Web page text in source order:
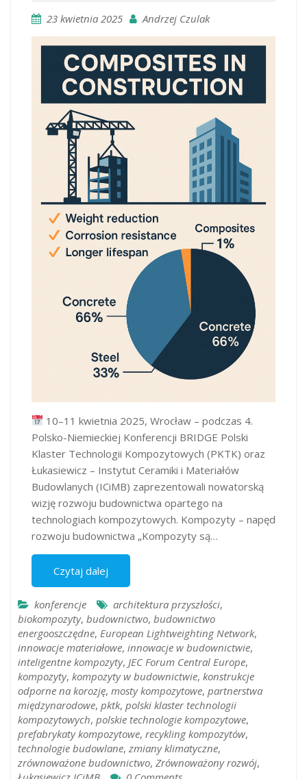
23 kwietnia 2025 Andrzej Czulak
10–11 kwietnia 2025, Wrocław – podczas 4.
Polsko-Niemieckiej Konferencji BRIDGE Polski
Klaster Technologii Kompozytowych (PKTK) oraz
Łukasiewicz – Instytut Ceramiki i Materiałów
Budowlanych (ICiMB) zaprezentowali nowatorską
wizję rozwoju budownictwa opartego na
technologiach kompozytowych. Kompozyty – napęd
rozwoju budownictwa „Kompozyty są…
Czytaj dalej
konferencje architektura przyszłości,
biokompozyty, budownictwo, budownictwo
energooszczędne, European Lightweighting Network,
innowacje materiałowe, innowacje w budownictwie,
inteligentne kompozyty, JEC Forum Central Europe,
kompozyty, kompozyty w budownictwie, konstrukcje
odporne na korozję, mosty kompozytowe, partnerstwa
międzynarodowe, pktk, polski klaster technologii
kompozytowych, polskie technologie kompozytowe,
prefabrykaty kompozytowe, recykling kompozytów,
technologie budowlane, zmiany klimatyczne,
zrównoważone budownictwo, Zrównoważony rozwój,